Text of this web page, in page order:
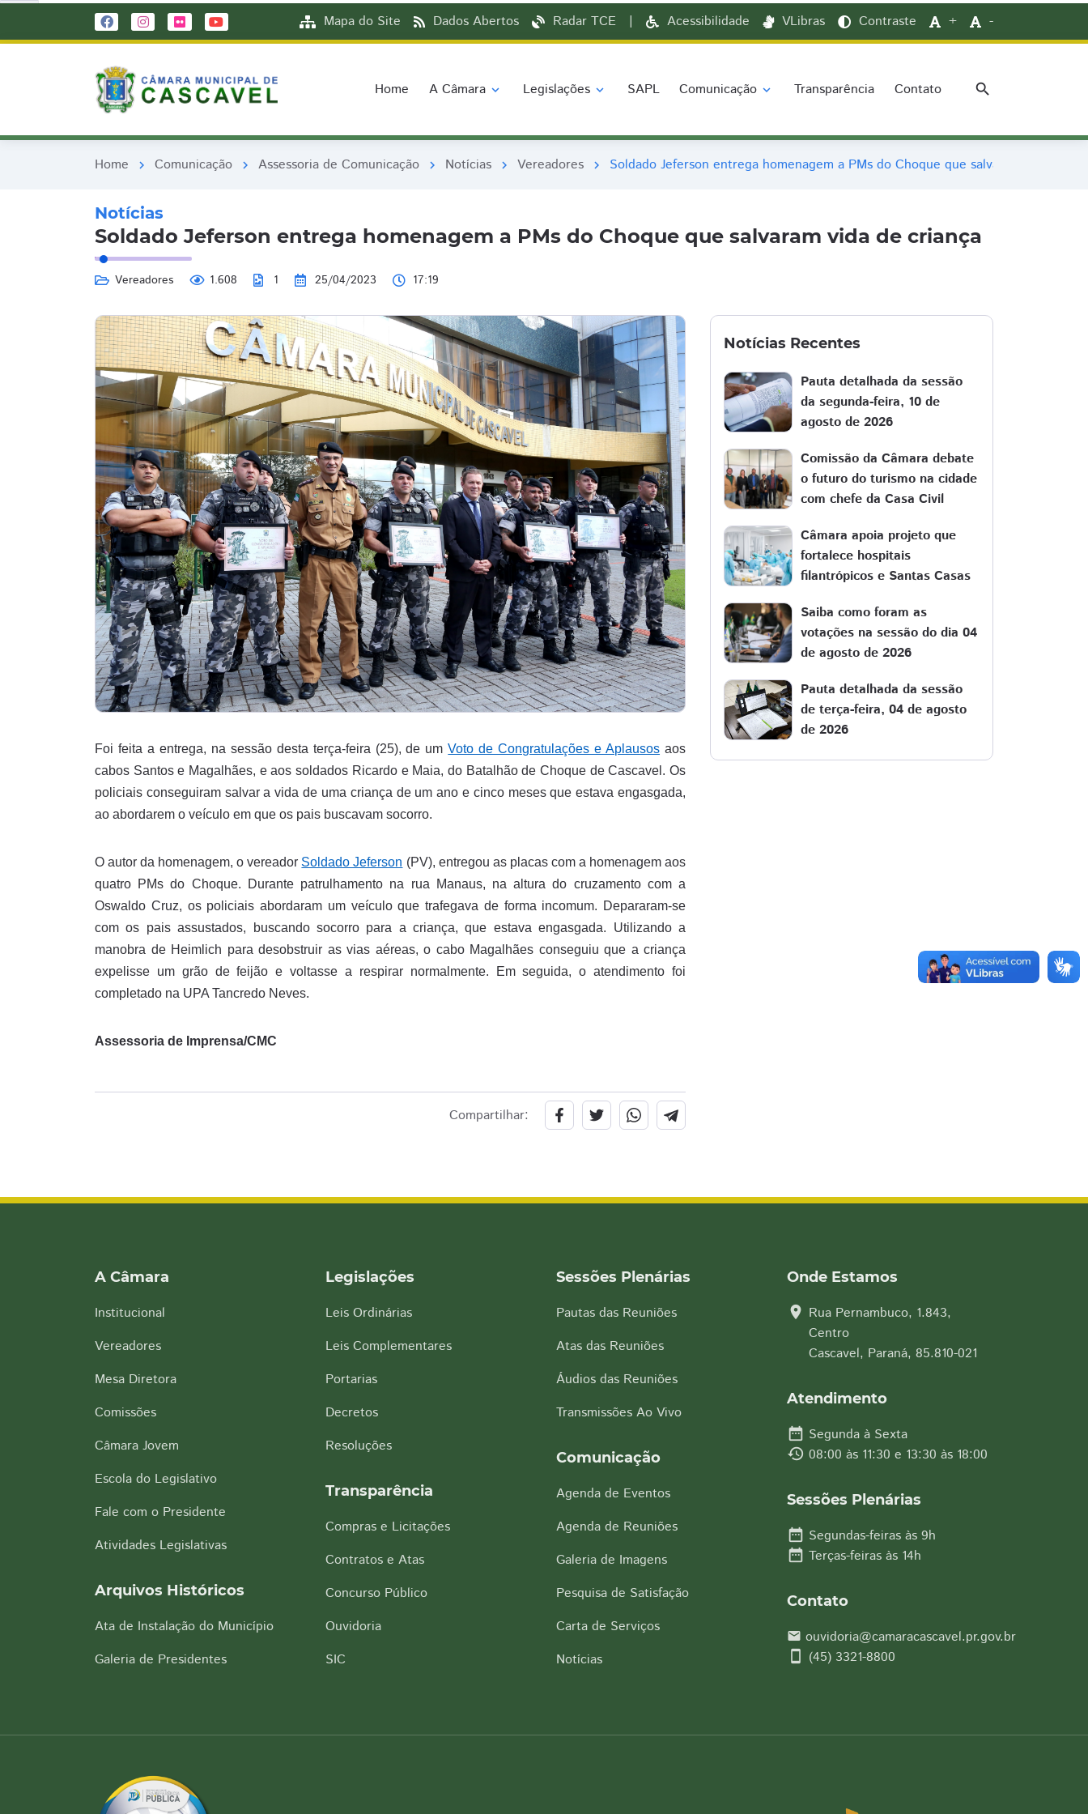
Mapa do Site Dados Abertos Radar TCE | Acessibilidade VLibras Contraste + -
Home A Câmara expand_more Legislações expand_more SAPL Comunicação expand_more Transparência Contato search
Home chevron_right Comunicação chevron_right Assessoria de Comunicação chevron_right Notícias chevron_right Vereadores chevron_right Soldado Jeferson entrega homenagem a PMs do Choque que salvaram vida de
Notícias
Soldado Jeferson entrega homenagem a PMs do Choque que salvaram vida de criança
Vereadores 1.608 1 25/04/2023 17:19
Foi feita a entrega, na sessão desta terça-feira (25), de umVoto de Congratulações e Aplausos aos
cabos Santos e Magalhães, e aos soldados Ricardo e Maia, do Batalhão de Choque de Cascavel. Os
policiais conseguiram salvar a vida de uma criança de um ano e cinco meses que estava engasgada,
ao abordarem o veículo em que os pais buscavam socorro.
O autor da homenagem, o vereador Soldado Jeferson (PV), entregou as placas com a homenagem aos
quatro PMs do Choque. Durante patrulhamento na rua Manaus, na altura do cruzamento com a
Oswaldo Cruz, os policiais abordaram um veículo que trafegava de forma incomum. Depararam-se
com os pais assustados, buscando socorro para a criança, que estava engasgada. Utilizando a
manobra de Heimlich para desobstruir as vias aéreas, o cabo Magalhães conseguiu que a criança
expelisse um grão de feijão e voltasse a respirar normalmente. Em seguida, o atendimento foi
completado na UPA Tancredo Neves.
Assessoria de Imprensa/CMC
Compartilhar:
Notícias Recentes
Pauta detalhada da sessão
da segunda-feira, 10 de
agosto de 2026
Comissão da Câmara debate
o futuro do turismo na cidade
com chefe da Casa Civil
Câmara apoia projeto que
fortalece hospitais
filantrópicos e Santas Casas
Saiba como foram as
votações na sessão do dia 04
de agosto de 2026
Pauta detalhada da sessão
de terça-feira, 04 de agosto
de 2026
A Câmara
Institucional
Vereadores
Mesa Diretora
Comissões
Câmara Jovem
Escola do Legislativo
Fale com o Presidente
Atividades Legislativas
Arquivos Históricos
Ata de Instalação do Município
Galeria de Presidentes
Legislações
Leis Ordinárias
Leis Complementares
Portarias
Decretos
Resoluções
Transparência
Compras e Licitações
Contratos e Atas
Concurso Público
Ouvidoria
SIC
Sessões Plenárias
Pautas das Reuniões
Atas das Reuniões
Áudios das Reuniões
Transmissões Ao Vivo
Comunicação
Agenda de Eventos
Agenda de Reuniões
Galeria de Imagens
Pesquisa de Satisfação
Carta de Serviços
Notícias
Onde Estamos
location_on Rua Pernambuco, 1.843,
Centro
Cascavel, Paraná, 85.810-021
Atendimento
date_range Segunda à Sexta
history 08:00 às 11:30 e 13:30 às 18:00
Sessões Plenárias
date_range Segundas-feiras às 9h
date_range Terças-feiras às 14h
Contato
email ouvidoria@camaracascavel.pr.gov.br
smartphone (45) 3321-8800